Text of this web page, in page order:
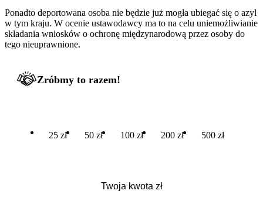
Ponadto deportowana osoba nie będzie już mogła ubiegać się o azyl
w tym kraju. W ocenie ustawodawcy ma to na celu uniemożliwianie
składania wniosków o ochronę międzynarodową przez osoby do
tego nieuprawnione.
Zróbmy to razem!
25 zł 50 zł 100 zł 200 zł 500 zł